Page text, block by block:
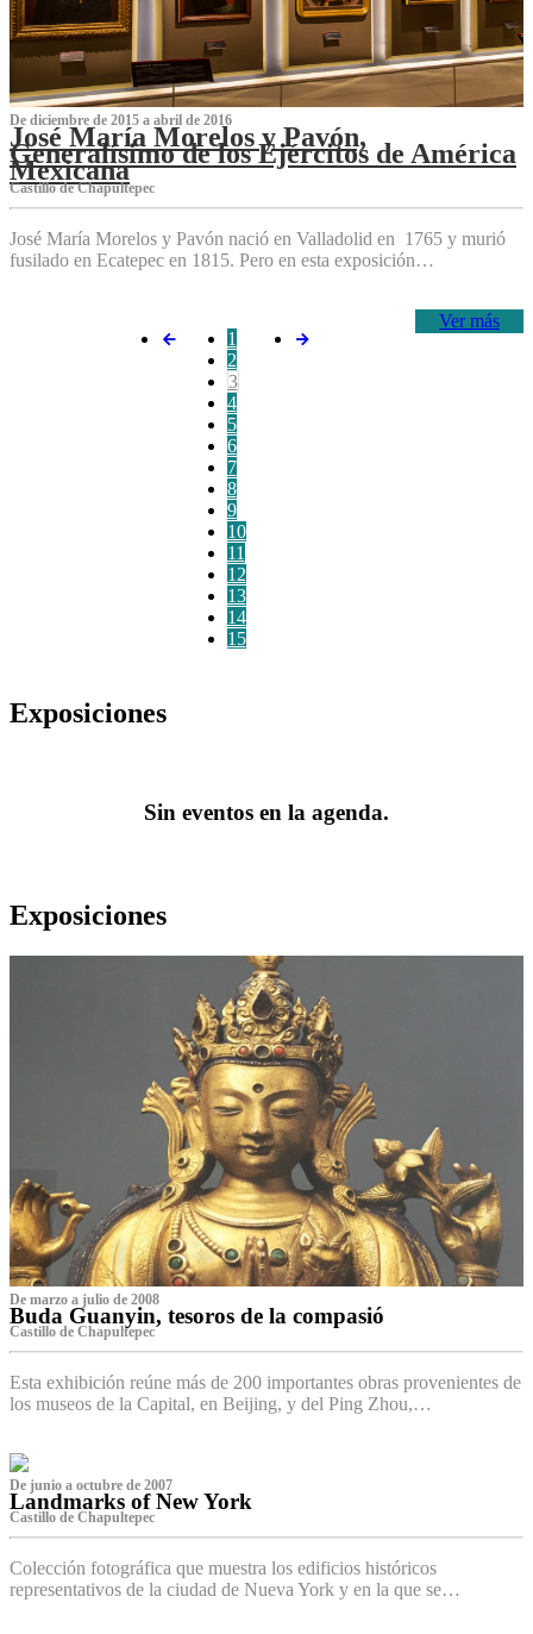
De diciembre de 2015 a abril de 2016
José María Morelos y Pavón,
Generalísimo de los Ejércitos de América
Mexicana
C‌astillo de Chapultepec
José María Morelos y Pavón nació en Valladolid en 1765 y murió
fusilado en Ecatepec en 1815. Pero en esta exposición…
Ver más
1
2
3
4
5
6
7
8
9
10
11
12
13
14
15
Exposiciones
Sin eventos en la agenda.
Exposiciones
De marzo a julio de 2008
Buda Guanyin, tesoros de la compasió
Castillo de Chapultepec
Esta exhibición reúne más de 200 importantes obras provenientes de
los museos de la Capital, en Beijing, y del Ping Zhou,…
De junio a octubre de 2007
Landmarks of New York
Castillo de Chapultepec
Colección fotográfica que muestra los edificios históricos
representativos de la ciudad de Nueva York y en la que se…